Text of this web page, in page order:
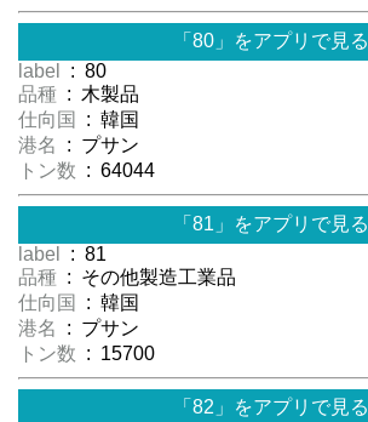
「80」をアプリで見る
label
: 80
品種 : 木製品
仕向国
: 韓国
港名
: プサン
トン数 : 64044
「81」をアプリで見る
label
: 81
品種 : その他製造工業品
仕向国
: 韓国
港名
: プサン
トン数 : 15700
「82」をアプリで見る